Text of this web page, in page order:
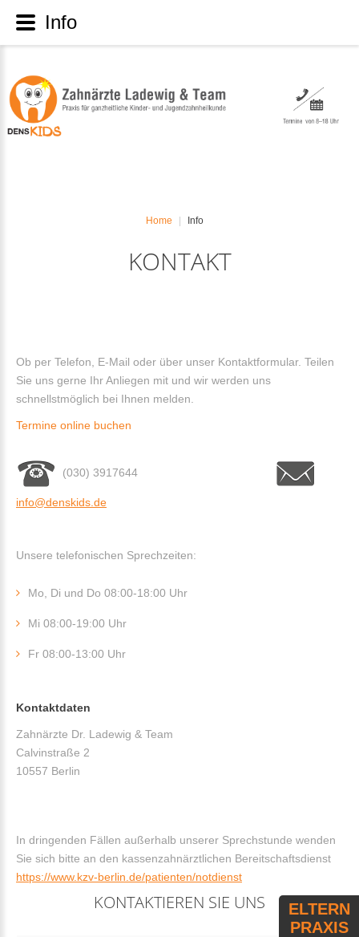
Home Info
KONTAKT
Ob per Telefon, E-Mail oder über unser Kontaktformular. Teilen
Sie uns gerne Ihr Anliegen mit und wir werden uns
schnellstmöglich bei Ihnen melden.
Termine online buchen
(030) 3917644
info@denskids.de
Unsere telefonischen Sprechzeiten:
Mo, Di und Do 08:00-18:00 Uhr
Mi 08:00-19:00 Uhr
Fr 08:00-13:00 Uhr
Kontaktdaten
Zahnärzte Dr. Ladewig & Team
Calvinstraße 2
10557 Berlin
In dringenden Fällen außerhalb unserer Sprechstunde wenden
Sie sich bitte an den kassenzahnärztlichen Bereitschaftsdienst
https://www.kzv-berlin.de/patienten/notdienst
KONTAKTIEREN SIE UNS
ELTERN
PRAXIS
Info